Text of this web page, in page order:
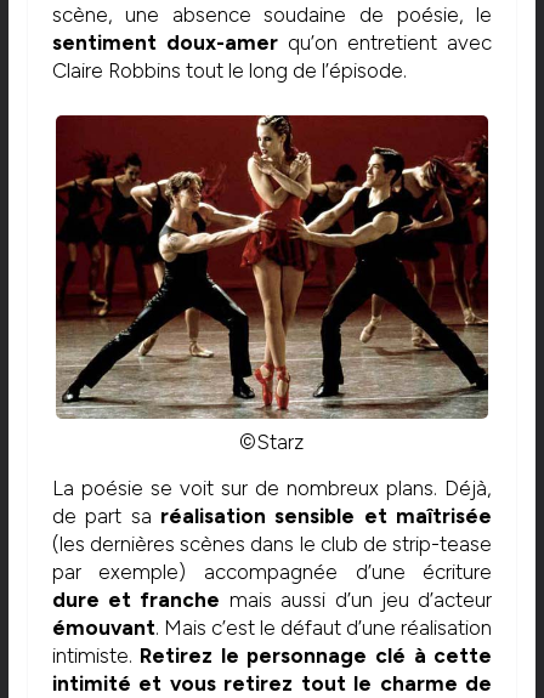
scène, une absence soudaine de poésie, le
sentiment doux-amerqu’on entretient avec
Claire Robbins tout le long de l’épisode.
©Starz
La poésie se voit sur de nombreux plans. Déjà,
de part sa réalisation sensible et maîtrisée
(les dernières scènes dans le club de strip-tease
par exemple) accompagnée d’une écriture
dure et franche mais aussi d’un jeu d’acteur
émouvant. Mais c’est le défaut d’une réalisation
intimiste. Retirez le personnage clé à cette
intimité et vous retirez tout le charme de